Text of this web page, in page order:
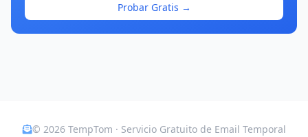
Probar Gratis →
© 2026 TempTom · Servicio Gratuito de Email Temporal